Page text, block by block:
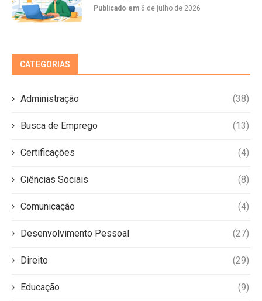
Publicado em 6 de julho de 2026
CATEGORIAS
Administração (38)
Busca de Emprego (13)
Certificações (4)
Ciências Sociais (8)
Comunicação (4)
Desenvolvimento Pessoal (27)
Direito (29)
Educação (9)